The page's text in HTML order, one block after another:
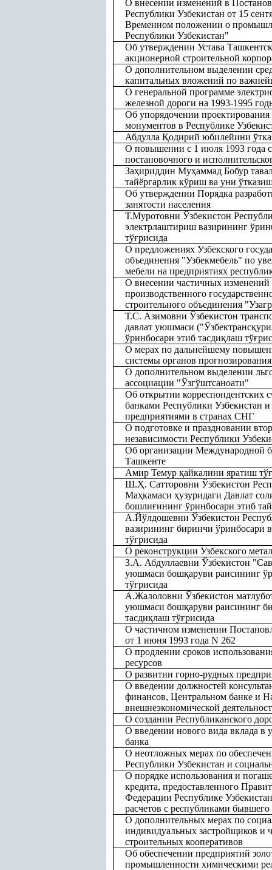
О внесении изменений в
Республики Узбекистан от 15
Временном положении о
Республики Узбекистан"
Об утверждении Устава
акционерной строительной
О дополнительном выделении
капитальных вложений по
О генеральной программе
железной дороги на 1993-1995
Об упорядочении
монументов в Республике
Абдулла Қодирий юбилейини
О повышении с 1 июля 1993 года
постановочного и
Заҳириддин Муҳаммад Бобур
тайёргарлик кўриш ва уни
Об утверждении Порядка
занятости населения
Т.Муротовни Ўзбекистон
электрлаштириш вазирининг
тўғрисида
О предложениях Узбекского
объединения "Узбекмебель" по
мебели на предприятиях
О внесении частичных изменений
производственного
строительного объединения
Т.С. Азимовни Ўзбекистон
давлат уюшмаси ("Ўзбектрансқ
ўринбосари этиб тасдиқлаш тўғ
О мерах по дальнейшему
системы органов
О дополнительном выделении
ассоциации "Ўзгўштсаноати"
Об открытии корреспондентских
банками Республики Узбекистан и
предприятиями в странах СНГ
О подготовке и праздновании
независимости Республики
Об организации Международной
Ташкенте
Амир Темур қайкалини яратиш тўғ
Ш.Ҳ. Сатторовни Ўзбекистон
Маҳкамаси ҳузуридаги Давлат
бошлиғининг ўринбосари этиб
А.Йўлдошевни Ўзбекистон
вазирининг биринчи ўринбосари
тўғрисида
О реконструкции Узбекского
З.А. Абдуллаевни Ўзбекистон
уюшмаси бошқаруви раисининг
тўғрисида
А.Жалоловни Ўзбекистон
уюшмаси бошқаруви раисининг
тасдиқлаш тўғрисида
О частичном изменении
от 1 июня 1993 года N 262
О продлении сроков
ресурсов
О развитии горно-рудных
О введении должностей
финансов, Центральном банке и
внешнеэкономической
О создании Республиканского
О введении нового вида вклада в
банка
О неотложных мерах по
Республики Узбекистан и
О порядке использования и
кредита, предоставленного
Федерации Республике
расчетов с республиками
О дополнительных мерах по
индивидуальных застройщиков и
строительных кооперативов
Об обеспечении предприятий
промышленности химическими